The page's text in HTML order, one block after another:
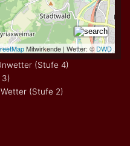
(Stufe 4)
3)
(Stufe 2)